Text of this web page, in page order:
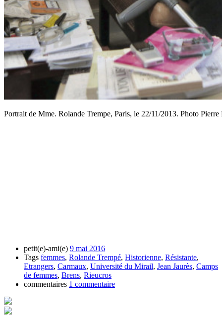
Portrait de Mme. Rolande Trempe, Paris, le 22/11/2013. Photo
petit(e)-ami(e) 9 mai 2016
Tags femmes, Rolande Trempé, Historienne, Résistante,
Etrangers, Carmaux, Université du Mirail, Jean Jaurès, Camps
de femmes, Brens, Rieucros
commentaires 1 commentaire